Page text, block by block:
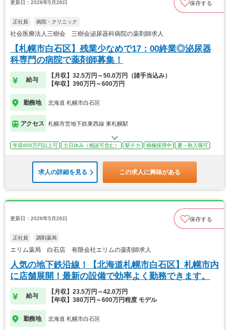
更新日：2026年5月26日 保存する
正社員 病院・クリニック
社会医療法人三樹会 三樹会泌尿器科病院の薬剤師求人
【札幌市白石区】残業少なめで17：00終業◎泌尿器
科専門の病院で薬剤師募集！
給与
【月収】32.5万円～50.0万円（諸手当込み）
【年収】390万円～600万円
勤務地 北海道 札幌市白石区
アクセス 札幌市営地下鉄東西線 東札幌駅
年収600万円以上可 土日休み（相談可含む） 駅チカ 積極採用中 夏～秋入職可
求人の詳細を見る この求人に興味がある
更新日：2026年5月26日 保存する
正社員 調剤薬局
エリム薬局 白石店 有限会社エリムの薬剤師求人
人気の地下鉄沿線！【北海道札幌市白石区】札幌市内
に店舗展開！最新の設備で効率よく勤務できます。
給与
【月収】23.5万円～42.0万円
【年収】380万円～600万円程度 モデル
勤務地 北海道 札幌市白石区